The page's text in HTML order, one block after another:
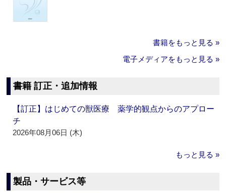
書籍をもっと見る »
電子メディアをもっと見る »
書籍 訂正・追加情報
【訂正】はじめての獣医療 薬学的観点からのアプロー
チ
2026年08月06日 (木)
もっと見る »
製品・サービス等